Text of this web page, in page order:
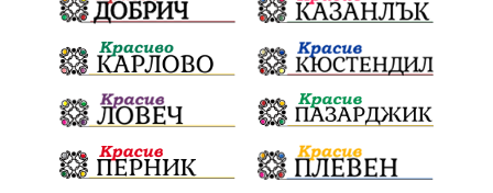
ВеселинОрешков Шофьори
НационаленШампион ОрлинОрлиновЕнчев
ЕкатеринаДафовска Тракия ПТП
100Метра Атина